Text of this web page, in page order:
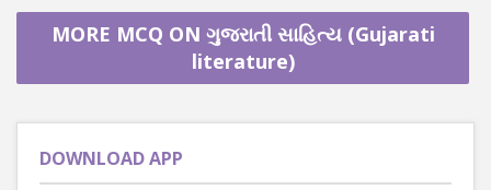
MORE MCQ ON ગુજરાતી સાહિત્ય (Gujarati
literature)
DOWNLOAD APP